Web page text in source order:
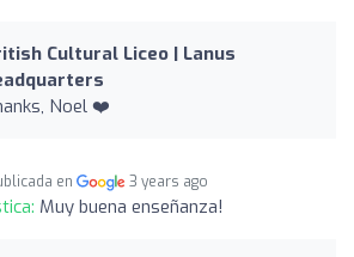
Cultural Liceo | Lanus
Noel ❤️
en 3 years ago
Muy buena enseñanza!